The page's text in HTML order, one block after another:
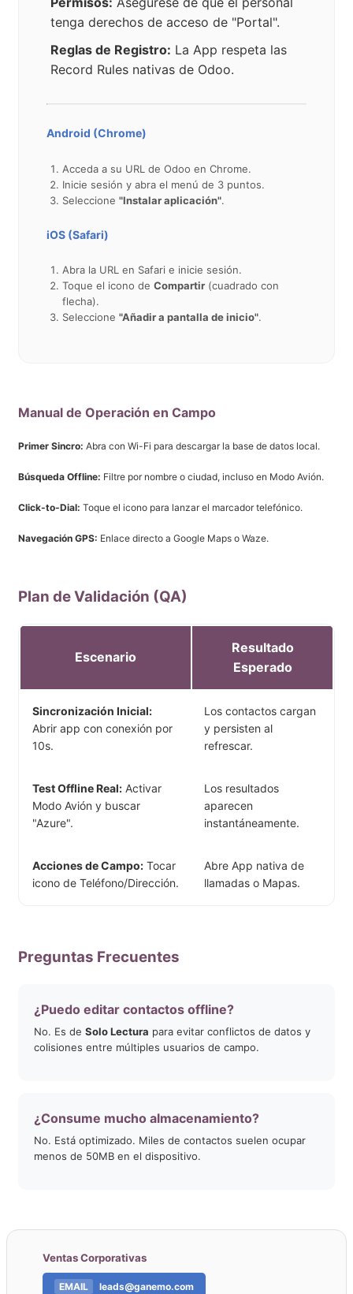
tenga derechos de acceso de "Portal".
Reglas de Registro: La App respeta las
Record Rules nativas de Odoo.
Android (Chrome)
Acceda a su URL de Odoo en Chrome.
Inicie sesión y abra el menú de 3 puntos.
Seleccione "Instalar aplicación".
iOS (Safari)
Abra la URL en Safari e inicie sesión.
Toque el icono de Compartir (cuadrado con
flecha).
Seleccione "Añadir a pantalla de inicio".
Manual de Operación en Campo
Primer Sincro: Abra con Wi-Fi para descargar la base de datos local.
Búsqueda Offline: Filtre por nombre o ciudad, incluso en Modo Avión.
Click-to-Dial: Toque el icono para lanzar el marcador telefónico.
Navegación GPS: Enlace directo a Google Maps o Waze.
Plan de Validación (QA)
Escenario
Resultado
Esperado
Sincronización Inicial:
Abrir app con conexión por
10s.
Los contactos cargan
y persisten al
refrescar.
Test Offline Real: Activar
Modo Avión y buscar
"Azure".
Los resultados
aparecen
instantáneamente.
Acciones de Campo: Tocar
icono de Teléfono/Dirección.
Abre App nativa de
llamadas o Mapas.
Preguntas Frecuentes
¿Puedo editar contactos offline?
No. Es de Solo Lectura para evitar conflictos de datos y
colisiones entre múltiples usuarios de campo.
¿Consume mucho almacenamiento?
No. Está optimizado. Miles de contactos suelen ocupar
menos de 50MB en el dispositivo.
Ventas Corporativas
EMAIL leads@ganemo.com